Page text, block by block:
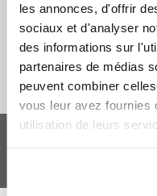
les annonces, d'offrir
sociaux et d'analyser
des informations sur
partenaires de médias
peuvent combiner
vous leur avez fournies
utilisation de leurs
FERA 24 UG Sede legale:
©